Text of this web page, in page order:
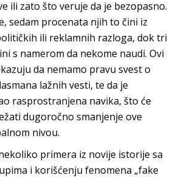
ili zato što veruje da je bezopasno.
sedam procenata njih to čini iz
ili reklamnih razloga, dok tri
s namerom da nekome naudi. Ovi
da nemamo pravu svest o
lažnih vesti, te da je
rasprostranjena navika, što će
dugoročno smanjenje ove
nom nivou.
primera iz novije istorije sa
i korišćenju fenomena „fake